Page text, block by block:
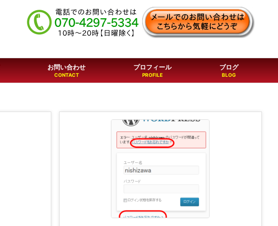
お問い合わせ プロフィール ブログ